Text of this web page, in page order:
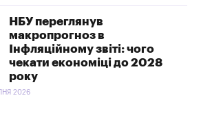
НБУ переглянув
макропрогноз в
Інфляційному звіті: чого
чекати економіці до 2028
року
2026